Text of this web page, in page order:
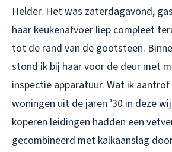
Helder. Het was zaterdagavond,
haar keukenafvoer liep compleet
tot de rand van de gootsteen.
stond ik bij haar voor de deur met
inspectie apparatuur. Wat ik
woningen uit de jaren ’30 in deze
koperen leidingen hadden een
gecombineerd met kalkaanslag